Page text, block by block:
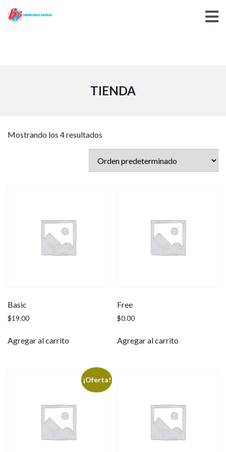
TIENDA
Mostrando los 4 resultados
Basic
$19.00
Agregar al carrito
Free
$0.00
Agregar al carrito
¡Oferta!